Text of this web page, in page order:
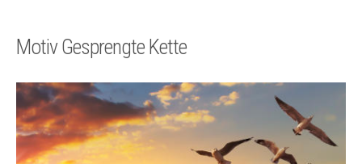
Kontakt
Motiv Gesprengte Kette